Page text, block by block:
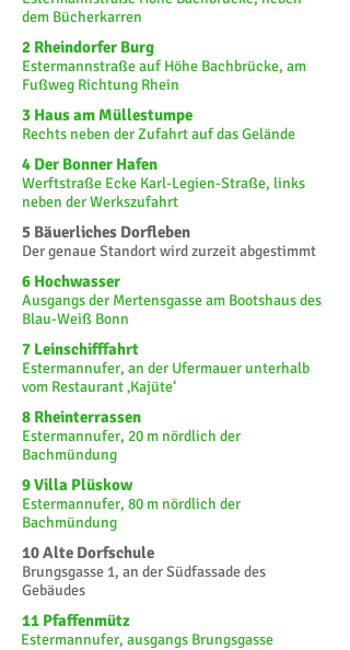
dem Bücherkarren
2 Rheindorfer Burg
Estermannstraße auf Höhe Bachbrücke, am
Fußweg Richtung Rhein
3 Haus am Müllestumpe
Rechts neben der Zufahrt auf das Gelände
4 Der Bonner Hafen
Werftstraße Ecke Karl-Legien-Straße, links
neben der Werkszufahrt
5 Bäuerliches Dorfleben
Der genaue Standort wird zurzeit abgestimmt
6 Hochwasser
Ausgangs der Mertensgasse am Bootshaus des
Blau-Weiß Bonn
7 Leinschifffahrt
Estermannufer, an der Ufermauer unterhalb
vom Restaurant ‚Kajüte‘
8 Rheinterrassen
Estermannufer, 20 m nördlich der
Bachmündung
9 Villa Plüskow
Estermannufer, 80 m nördlich der
Bachmündung
10 Alte Dorfschule
Brungsgasse 1, an der Südfassade des
Gebäudes
11 Pfaffenmütz
Estermannufer, ausgangs Brungsgasse